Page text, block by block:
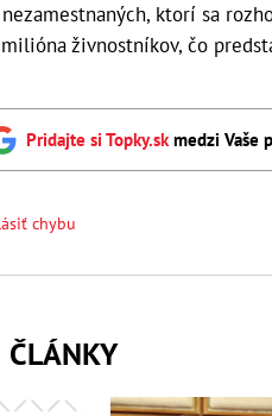
ktorí sa
živnostníkov, čo
Pridajte si Topky.skmedzi Vaše
chybu
ČLÁNKY